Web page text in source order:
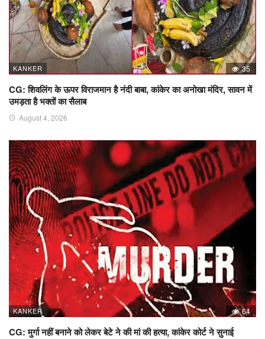
KANKER 35
CG: शिवलिंग के ऊपर विराजमान है नंदी बाबा, कांकेर का अनोखा मंदिर, सावन में
उमड़ता है भक्तों का सैलाब
August 4, 2026
KANKER 64
CG: मुर्गा नहीं बनाने को लेकर बेटे ने की मां की हत्या, कांकेर कोर्ट ने सुनाई